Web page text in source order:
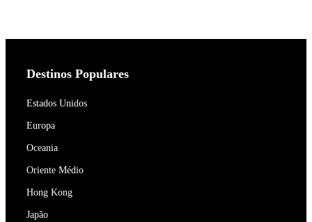
Destinos Populares
Estados Unidos
Europa
Oceania
Oriente Médio
Hong Kong
Japão